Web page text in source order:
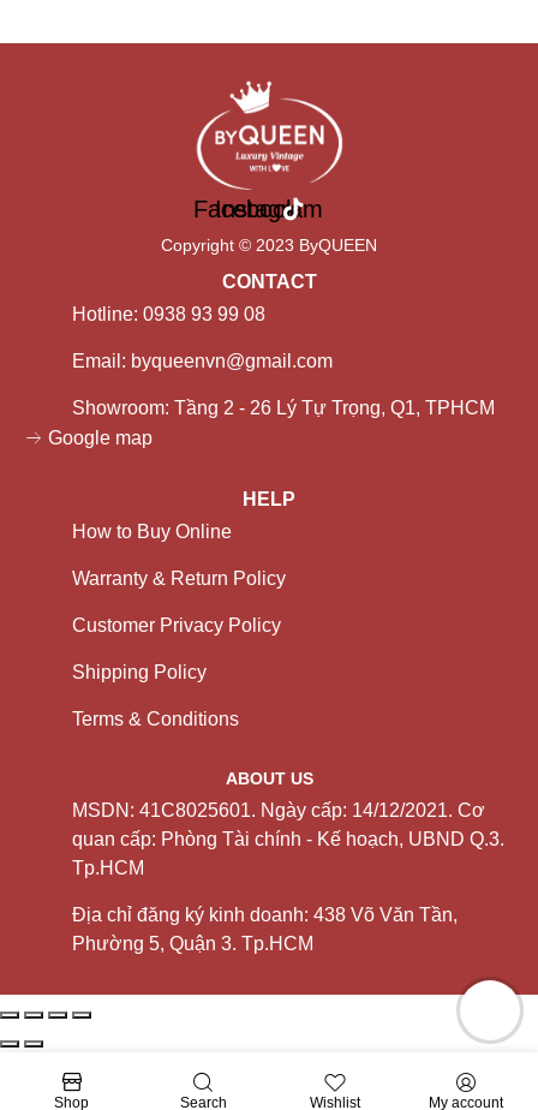
Facebook
Instagram
Copyright © 2023 ByQUEEN
CONTACT
Hotline: 0938 93 99 08
Email: byqueenvn@gmail.com
Showroom: Tầng 2 - 26 Lý Tự Trọng, Q1, TPHCM
Google map
HELP
How to Buy Online
Warranty & Return Policy
Customer Privacy Policy
Shipping Policy
Terms & Conditions
ABOUT US
MSDN: 41C8025601. Ngày cấp: 14/12/2021. Cơ
quan cấp: Phòng Tài chính - Kế hoạch, UBND Q.3.
Tp.HCM
Địa chỉ đăng ký kinh doanh: 438 Võ Văn Tần,
Phường 5, Quận 3. Tp.HCM
Shop Search Wishlist My account